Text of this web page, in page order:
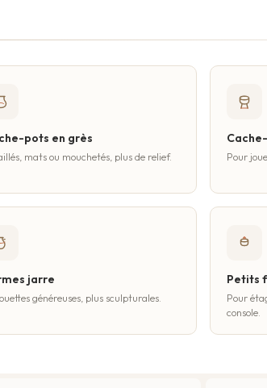
pots en grès
mats ou mouchetés, plus de relief. Pour
jarre
généreuses, plus sculpturales.
Petits
Pour
console.